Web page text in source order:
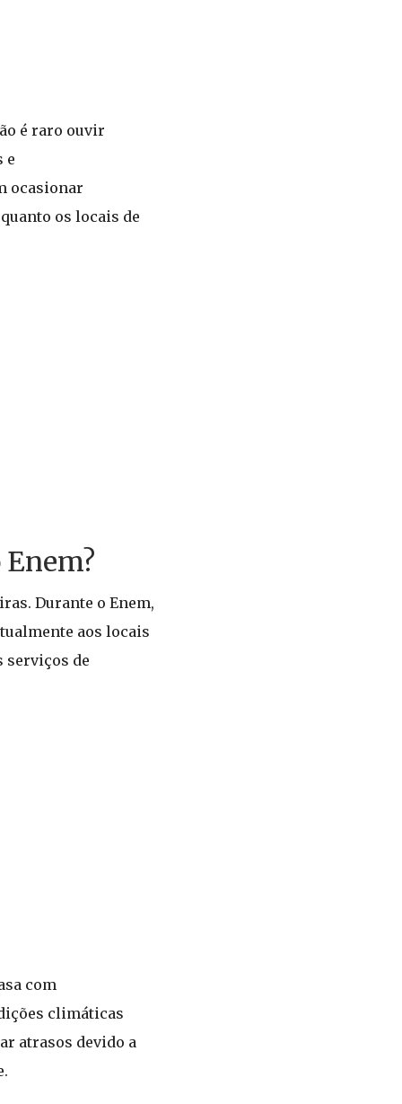
é raro ouvir
e
ocasionar
os locais de
Durante o Enem,
aos locais
serviços de
com
climáticas
atrasos devido a